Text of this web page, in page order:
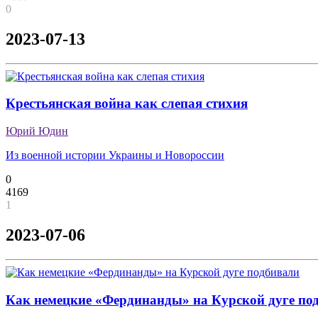
0
2023-07-13
Крестьянская война как слепая стихия
Юрий Юдин
Из военной истории Украины и Новороссии
0
4169
1
2023-07-06
Как немецкие «Фердинанды» на Курской дуге